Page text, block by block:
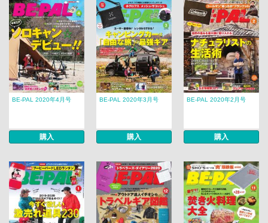
BE-PAL 2020年4月号
購入
BE-PAL 2020年3月号
購入
BE-PAL 2020年2月号
購入